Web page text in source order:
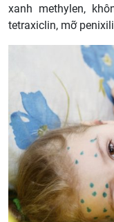
xanh methylen,
tetraxiclin, mỡ